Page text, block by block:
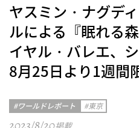
ヤスミン・ナグデ
ルによる『眠れる
イヤル・バレエ、
8月25日より1週間
ワールドレポート 東京